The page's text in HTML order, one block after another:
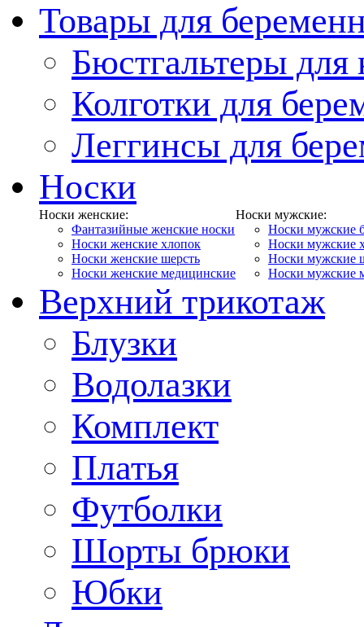
Товары для
Бюстгальтеры
Колготки для
Леггинсы для
Носки
Носки женские:
Фантазийные женские носки
Носки женские хлопок
Носки женские шерсть
Носки женские медицинские
Носки мужские:
Носки мужские
Носки мужские
Носки мужские
Носки мужские
Верхний трикотаж
Блузки
Водолазки
Комплект
Платья
Футболки
Шорты брюки
Юбки